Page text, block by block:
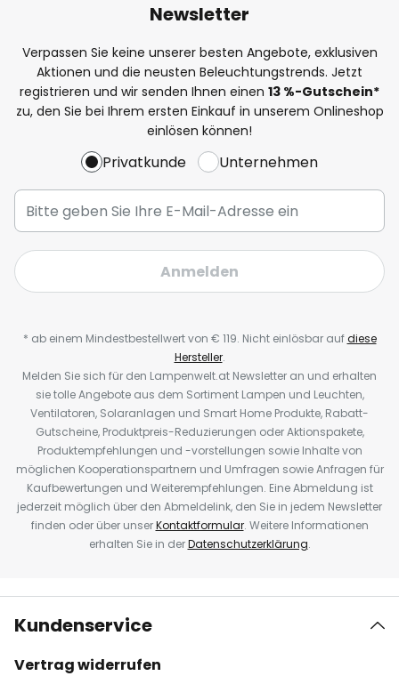
Newsletter
Verpassen Sie keine unserer besten Angebote, exklusiven
Aktionen und die neusten Beleuchtungstrends. Jetzt
registrieren und wir senden Ihnen einen 13 %-Gutschein*
zu, den Sie bei Ihrem ersten Einkauf in unserem Onlineshop
einlösen können!
Privatkunde Unternehmen
Anmelden
* ab einem Mindestbestellwert von € 119. Nicht einlösbar aufdiese
Hersteller.
Melden Sie sich für den Lampenwelt.at Newsletter an und erhalten
sie tolle Angebote aus dem Sortiment Lampen und Leuchten,
Ventilatoren, Solaranlagen und Smart Home Produkte, Rabatt-
Gutscheine, Produktpreis-Reduzierungen oder Aktionspakete,
Produktempfehlungen und -vorstellungen sowie Inhalte von
möglichen Kooperationspartnern und Umfragen sowie Anfragen für
Kaufbewertungen und Weiterempfehlungen. Eine Abmeldung ist
jederzeit möglich über den Abmeldelink, den Sie in jedem Newsletter
finden oder über unserKontaktformular. Weitere Informationen
erhalten Sie in derDatenschutzerklärung.
Kundenservice
Vertrag widerrufen